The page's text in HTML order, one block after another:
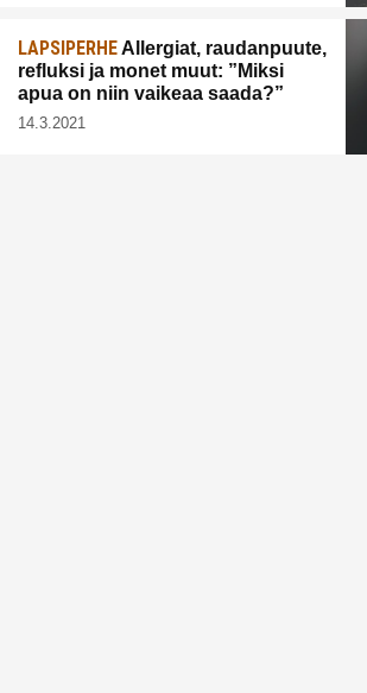
LAPSIPERHEAllergiat, raudanpuute,
refluksi ja monet muut: ”Miksi
apua on niin vaikeaa saada?”
14.3.2021